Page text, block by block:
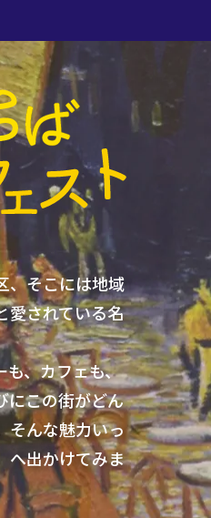
、そこには地域
愛されている名
も、カフェも、
にこの街がどん
そんな魅力いっ
へ出かけてみま